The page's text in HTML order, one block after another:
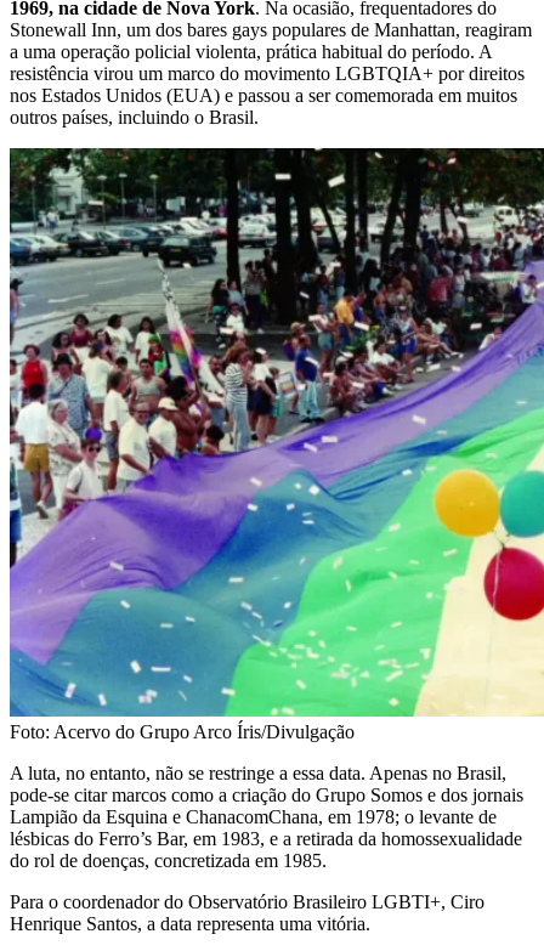
1969, na cidade de Nova York. Na ocasião, frequentadores do
Stonewall Inn, um dos bares gays populares de Manhattan, reagiram
a uma operação policial violenta, prática habitual do período. A
resistência virou um marco do movimento LGBTQIA+ por direitos
nos Estados Unidos (EUA) e passou a ser comemorada em muitos
outros países, incluindo o Brasil.
Foto: Acervo do Grupo Arco Íris/Divulgação
A luta, no entanto, não se restringe a essa data. Apenas no Brasil,
pode-se citar marcos como a criação do Grupo Somos e dos jornais
Lampião da Esquina e ChanacomChana, em 1978; o levante de
lésbicas do Ferro’s Bar, em 1983, e a retirada da homossexualidade
do rol de doenças, concretizada em 1985.
Para o coordenador do Observatório Brasileiro LGBTI+, Ciro
Henrique Santos, a data representa uma vitória.